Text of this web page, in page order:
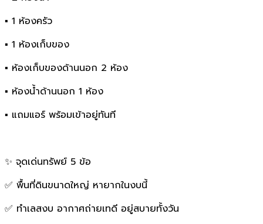
▪️ 1 ห้องครัว
▪️ 1 ห้องเก็บของ
▪️ ห้องเก็บของด้านนอก 2 ห้อง
▪️ ห้องน้ำด้านนอก 1 ห้อง
▪️ แถมแอร์ พร้อมเข้าอยู่ทันที
✨ จุดเด่นทรัพย์ 5 ข้อ
✅ พื้นที่ดินขนาดใหญ่ หายากในงบนี้
✅ ทำเลสงบ อากาศถ่ายเทดี อยู่สบายทั้งวัน